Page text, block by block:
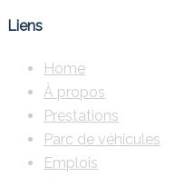
Liens
Home
À propos
Prestations
Parc de véhicules
Emplois